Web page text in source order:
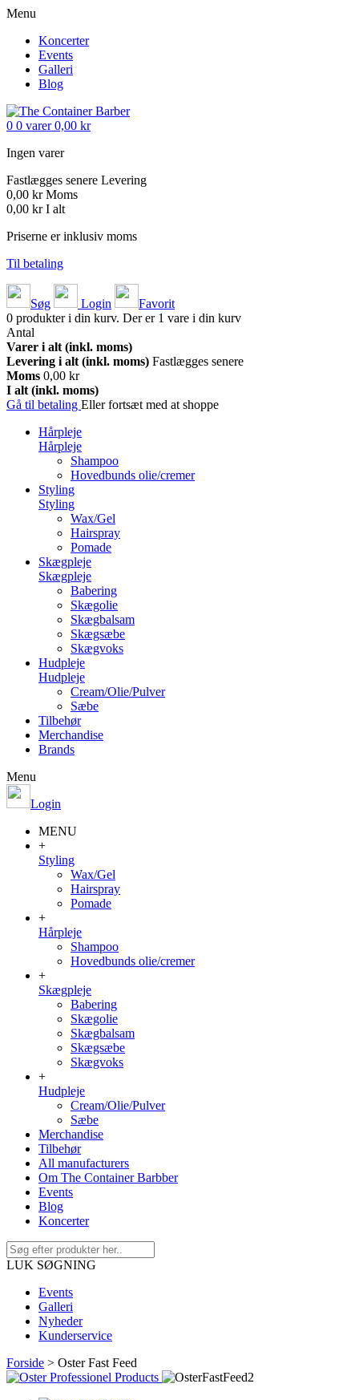
Menu
Koncerter
Events
Galleri
Blog
0 0 varer 0,00 kr
Ingen varer
Fastlægges senere Levering
0,00 kr Moms
0,00 kr I alt
Priserne er inklusiv moms
Til betaling
Søg Login
Favorit
0 produkter i din kurv. Der er 1 vare i din kurv
Antal
Varer i alt (inkl. moms)
Levering i alt (inkl. moms) Fastlægges senere
Moms 0,00 kr
I alt (inkl. moms)
Gå til betaling Eller fortsæt med at shoppe
Hårpleje
Hårpleje
Shampoo
Hovedbunds olie/cremer
Styling
Styling
Wax/Gel
Hairspray
Pomade
Skægpleje
Skægpleje
Babering
Skægolie
Skægbalsam
Skægsæbe
Skægvoks
Hudpleje
Hudpleje
Cream/Olie/Pulver
Sæbe
Tilbehør
Merchandise
Brands
Menu
Login
MENU
+
Styling
Wax/Gel
Hairspray
Pomade
+
Hårpleje
Shampoo
Hovedbunds olie/cremer
+
Skægpleje
Babering
Skægolie
Skægbalsam
Skægsæbe
Skægvoks
+
Hudpleje
Cream/Olie/Pulver
Sæbe
Merchandise
Tilbehør
All manufacturers
Om The Container Barbber
Events
Blog
Koncerter
LUK SØGNING
Events
Galleri
Nyheder
Kunderservice
Forside > Oster Fast Feed